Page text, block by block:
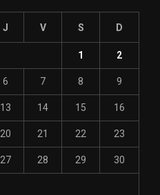
J V S D
1 2
6 7 8 9
13 14 15 16
20 21 22 23
27 28 29 30